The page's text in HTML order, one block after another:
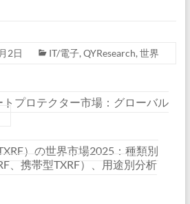
2日 IT/電子, QYResearch, 世界
プロテクター市場：グローバル
）の世界市場2025：種類別
、携帯型TXRF）、用途別分析